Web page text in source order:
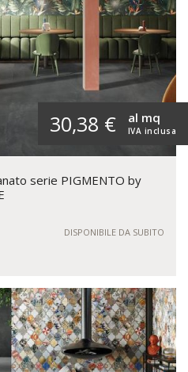
30,38 € IVA inclusa
al mq
serie PIGMENTO by
DISPONIBILE DA SUBITO